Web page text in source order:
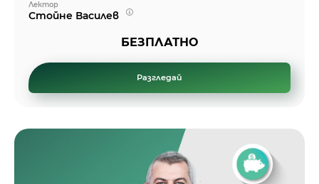
Лектор
Стойне Василев
Разгледай
БЕЗПЛАТНО